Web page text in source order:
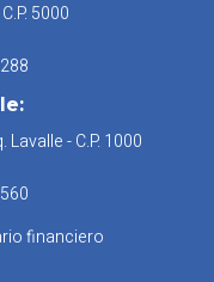
5000
- C.P. 1000
financiero